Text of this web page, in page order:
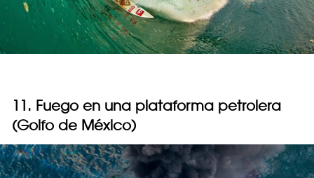
11. Fuego en una plataforma petrolera
(Golfo de México)